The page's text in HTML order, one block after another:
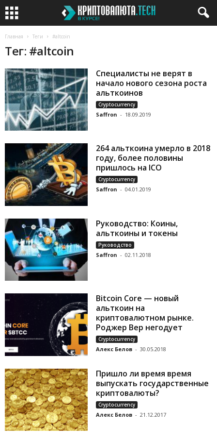
Главная Теги #altcoin
Тег: #altcoin
Специалисты не верят в
начало нового сезона роста
альткоинов
Cryptocurrency
Saffron - 18.09.2019
264 альткоина умерло в 2018
году, более половины
пришлось на ICO
Cryptocurrency
Saffron - 04.01.2019
Руководство: Коины,
альткоины и токены
Руководство
Saffron - 02.11.2018
Bitcoin Core — новый
альткоин на
криптовалютном рынке.
Роджер Вер негодует
Cryptocurrency
Алекс Белов - 30.05.2018
Пришло ли время время
выпускать государственные
криптовалюты?
Cryptocurrency
Алекс Белов - 21.12.2017